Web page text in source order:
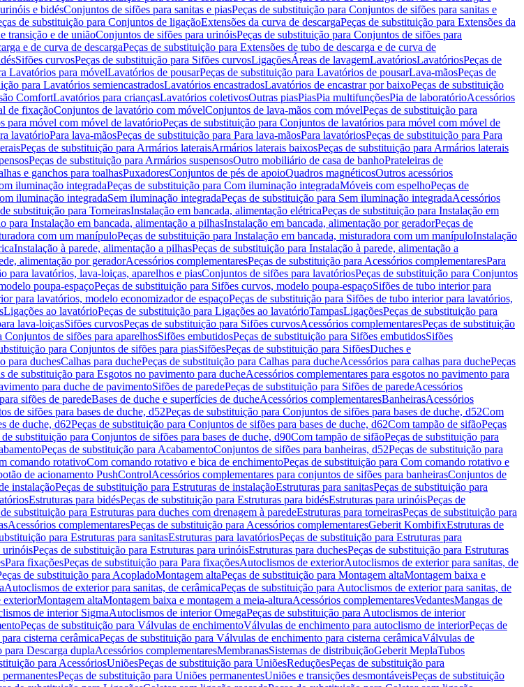
e bidésConjuntos de sifões para sanitas e piasPeças de substituição para Conjuntos de sifões para sanitas e
de substituição para Conjuntos de ligaçãoExtensões da curva de descargaPeças de substituição para Extensões da
transição e de uniãoConjuntos de sifões para urinóisPeças de substituição para Conjuntos de sifões para
e de curva de descargaPeças de substituição para Extensões de tubo de descarga e de curva de
Sifões curvosPeças de substituição para Sifões curvosLigaçõesÁreas de lavagemLavatóriosLavatóriosPeças de
Lavatórios para móvelLavatórios de pousarPeças de substituição para Lavatórios de pousarLava-mãosPeças de
para Lavatórios semiencastradosLavatórios encastradosLavatórios de encastrar por baixoPeças de substituição
ComfortLavatórios para criançasLavatórios coletivosOutras piasPiasPia multifunçõesPia de laboratórioAcessórios
de fixaçãoConjuntos de lavatório com móvelConjuntos de lava-mãos com móvelPeças de substituição para
para móvel com móvel de lavatórioPeças de substituição para Conjuntos de lavatórios para móvel com móvel de
lavatórioPara lava-mãosPeças de substituição para Para lava-mãosPara lavatóriosPeças de substituição para Para
Peças de substituição para Armários lateraisArmários laterais baixosPeças de substituição para Armários laterais
Peças de substituição para Armários suspensosOutro mobiliário de casa de banhoPrateleiras de
e ganchos para toalhasPuxadoresConjuntos de pés de apoioQuadros magnéticosOutros acessórios
iluminação integradaPeças de substituição para Com iluminação integradaMóveis com espelhoPeças de
iluminação integradaSem iluminação integradaPeças de substituição para Sem iluminação integradaAcessórios
substituição para TorneirasInstalação em bancada, alimentação elétricaPeças de substituição para Instalação em
para Instalação em bancada, alimentação a pilhasInstalação em bancada, alimentação por geradorPeças de
com um manípuloPeças de substituição para Instalação em bancada, misturadora com um manípuloInstalação
Instalação à parede, alimentação a pilhasPeças de substituição para Instalação à parede, alimentação a
alimentação por geradorAcessórios complementaresPeças de substituição para Acessórios complementaresPara
para lavatórios, lava-loiças, aparelhos e piasConjuntos de sifões para lavatóriosPeças de substituição para Conjuntos
poupa-espaçoPeças de substituição para Sifões curvos, modelo poupa-espaçoSifões de tubo interior para
para lavatórios, modelo economizador de espaçoPeças de substituição para Sifões de tubo interior para lavatórios,
Ligações ao lavatórioPeças de substituição para Ligações ao lavatórioTampasLigaçõesPeças de substituição para
lava-loiçasSifões curvosPeças de substituição para Sifões curvosAcessórios complementaresPeças de substituição
Conjuntos de sifões para aparelhosSifões embutidosPeças de substituição para Sifões embutidosSifões
para Conjuntos de sifões para piasSifõesPeças de substituição para SifõesDuches e
para duchesCalhas para duchePeças de substituição para Calhas para ducheAcessórios para calhas para duchePeças
de substituição para Esgotos no pavimento para ducheAcessórios complementares para esgotos no pavimento para
para duche de pavimentoSifões de paredePeças de substituição para Sifões de paredeAcessórios
sifões de paredeBases de duche e superfícies de ducheAcessórios complementaresBanheirasAcessórios
de sifões para bases de duche, d52Peças de substituição para Conjuntos de sifões para bases de duche, d52Com
de duche, d62Peças de substituição para Conjuntos de sifões para bases de duche, d62Com tampão de sifãoPeças
de substituição para Conjuntos de sifões para bases de duche, d90Com tampão de sifãoPeças de substituição para
Peças de substituição para AcabamentoConjuntos de sifões para banheiras, d52Peças de substituição para
comando rotativoCom comando rotativo e bica de enchimentoPeças de substituição para Com comando rotativo e
de acionamento PushControlAcessórios complementares para conjuntos de sifões para banheirasConjuntos de
instalaçãoPeças de substituição para Estruturas de instalaçãoEstruturas para sanitasPeças de substituição para
Estruturas para bidésPeças de substituição para Estruturas para bidésEstruturas para urinóisPeças de
substituição para Estruturas para duches com drenagem à paredeEstruturas para torneirasPeças de substituição para
Acessórios complementaresPeças de substituição para Acessórios complementaresGeberit KombifixEstruturas de
para Estruturas para sanitasEstruturas para lavatóriosPeças de substituição para Estruturas para
urinóisPeças de substituição para Estruturas para urinóisEstruturas para duchesPeças de substituição para Estruturas
Para fixaçõesPeças de substituição para Para fixaçõesAutoclismos de exteriorAutoclismos de exterior para sanitas, de
de substituição para AcopladoMontagem altaPeças de substituição para Montagem altaMontagem baixa e
Autoclismos de exterior para sanitas, de cerâmicaPeças de substituição para Autoclismos de exterior para sanitas, de
exteriorMontagem altaMontagem baixa e montagem a meia-alturaAcessórios complementaresVedantesMangas de
de interior SigmaAutoclismos de interior OmegaPeças de substituição para Autoclismos de interior
Peças de substituição para Válvulas de enchimentoVálvulas de enchimento para autoclismo de interiorPeças de
cisterna cerâmicaPeças de substituição para Válvulas de enchimento para cisterna cerâmicaVálvulas de
para Descarga duplaAcessórios complementaresMembranasSistemas de distribuiçãoGeberit MeplaTubos
para AcessóriosUniõesPeças de substituição para UniõesReduçõesPeças de substituição para
Peças de substituição para Uniões permanentesUniões e transições desmontáveisPeças de substituição